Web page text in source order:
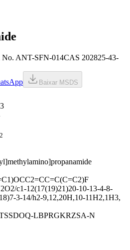
No. ANT-SFN-014CAS 202825-43-
Baixar MSDS
2
c1-12(17(19)21)20-10-13-4-8-
3-14/h2-9,12,20H,10-11H2,1H3,
LBPRGKRZSA-N